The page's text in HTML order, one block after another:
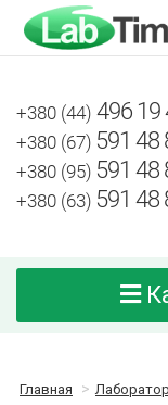
+380 (44) 496 19
+380 (67) 591 48
+380 (95) 591 48
+380 (63) 591 48
Главная